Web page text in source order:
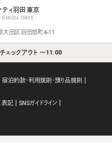
ィ羽田 東京
HANEDA TOKYO
田区羽田旭町4-11
ェックアウト ～11:00
宿泊約款・利用規則・預り品規則
表記
SNSガイドライン